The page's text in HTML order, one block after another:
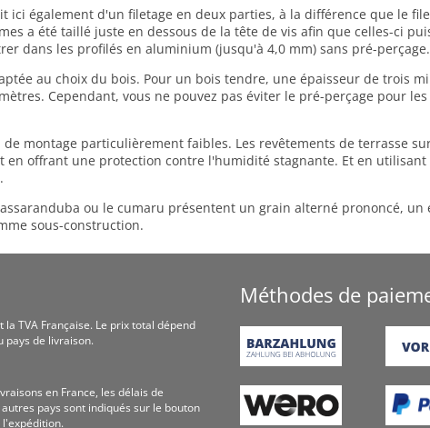
ici également d'un filetage en deux parties, à la différence que le
a été taillé juste en dessous de la tête de vis afin que celles-ci
dans les profilés en aluminium (jusqu'à 4,0 mm) sans pré-perçage.
au choix du bois. Pour un bois tendre, une épaisseur de trois
Cependant, vous ne pouvez pas éviter le pré-perçage pour
montage particulièrement faibles. Les revêtements de terrasse
offrant une protection contre l'humidité stagnante. Et en
ou le cumaru présentent un grain alterné prononcé, un
sous-construction.
TVA Fran­çaise. Le prix total dépend
pays de livraison.
en France, les délais de
pays sont indiqués sur le bouton
Méthodes de